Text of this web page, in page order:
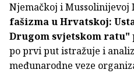
Njemačkoj i
fašizma u Hrvatskoj:
Drugom svjetskom ratu"
po prvi put istražuje i
međunarodne veze